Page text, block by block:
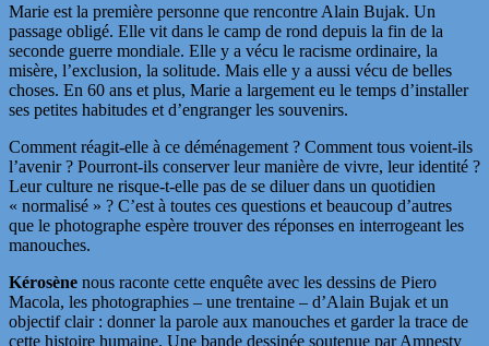
Marie est la première personne que rencontre Alain Bujak. Un
passage obligé. Elle vit dans le camp de rond depuis la fin de la
seconde guerre mondiale. Elle y a vécu le racisme ordinaire, la
misère, l’exclusion, la solitude. Mais elle y a aussi vécu de belles
choses. En 60 ans et plus, Marie a largement eu le temps d’installer
ses petites habitudes et d’engranger les souvenirs.
Comment réagit-elle à ce déménagement ? Comment tous voient-ils
l’avenir ? Pourront-ils conserver leur manière de vivre, leur identité ?
Leur culture ne risque-t-elle pas de se diluer dans un quotidien
« normalisé » ? C’est à toutes ces questions et beaucoup d’autres
que le photographe espère trouver des réponses en interrogeant les
manouches.
Kérosène nous raconte cette enquête avec les dessins de Piero
Macola, les photographies – une trentaine – d’Alain Bujak et un
objectif clair : donner la parole aux manouches et garder la trace de
cette histoire humaine. Une bande dessinée soutenue par Amnesty